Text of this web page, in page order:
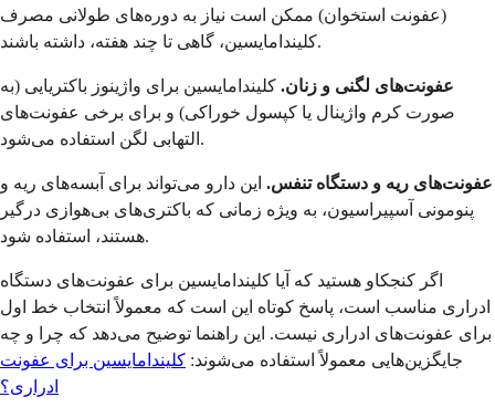
(عفونت استخوان) ممکن است نیاز به دوره‌های طولانی مصرف
کلیندامایسین، گاهی تا چند هفته، داشته باشند.
عفونت‌های لگنی و زنان. کلیندامایسین برای واژینوز باکتریایی (به
صورت کرم واژینال یا کپسول خوراکی) و برای برخی عفونت‌های
التهابی لگن استفاده می‌شود.
عفونت‌های ریه و دستگاه تنفس. این دارو می‌تواند برای آبسه‌های ریه و
پنومونی آسپیراسیون، به ویژه زمانی که باکتری‌های بی‌هوازی درگیر
هستند، استفاده شود.
اگر کنجکاو هستید که آیا کلیندامایسین برای عفونت‌های دستگاه
ادراری مناسب است، پاسخ کوتاه این است که معمولاً انتخاب خط اول
برای عفونت‌های ادراری نیست. این راهنما توضیح می‌دهد که چرا و چه
جایگزین‌هایی معمولاً استفاده می‌شوند: کلیندامایسین برای عفونت
ادراری؟